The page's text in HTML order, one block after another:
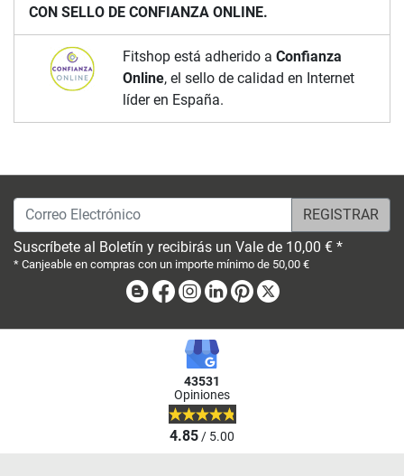
CON SELLO DE CONFIANZA ONLINE.
Fitshop está adherido a Confianza
Online, el sello de calidad en Internet
líder en España.
Correo Electrónico
Suscríbete al Boletín y recibirás un Vale de 10,00 € *
* Canjeable en compras con un importe mínimo de 50,00 €
BlogFacebook
Instagram
LinkedinPinterest
43531
Opiniones
4.85/ 5.00